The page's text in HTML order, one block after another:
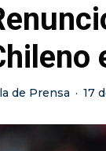
de Prensa · 17